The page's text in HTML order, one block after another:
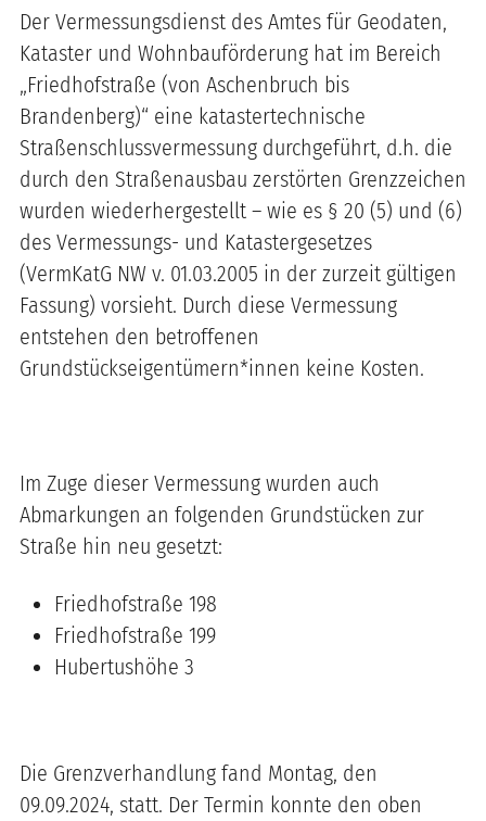
Der Vermessungsdienst des Amtes für Geodaten,
Kataster und Wohnbauförderung hat im Bereich
„Friedhofstraße (von Aschenbruch bis
Brandenberg)“ eine katastertechnische
Straßenschlussvermessung durchgeführt, d.h. die
durch den Straßenausbau zerstörten Grenzzeichen
wurden wiederhergestellt – wie es § 20 (5) und (6)
des Vermessungs- und Katastergesetzes
(VermKatG NW v. 01.03.2005 in der zurzeit gültigen
Fassung) vorsieht. Durch diese Vermessung
entstehen den betroffenen
Grundstückseigentümern*innen keine Kosten.
Im Zuge dieser Vermessung wurden auch
Abmarkungen an folgenden Grundstücken zur
Straße hin neu gesetzt:
Friedhofstraße 198
Friedhofstraße 199
Hubertushöhe 3
Die Grenzverhandlung fand Montag, den
09.09.2024, statt. Der Termin konnte den oben